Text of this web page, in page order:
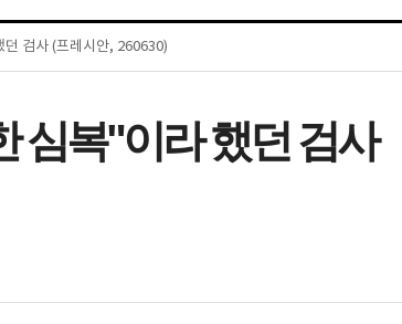
검사 (프레시안, 260630)
심복"이라 했던 검사